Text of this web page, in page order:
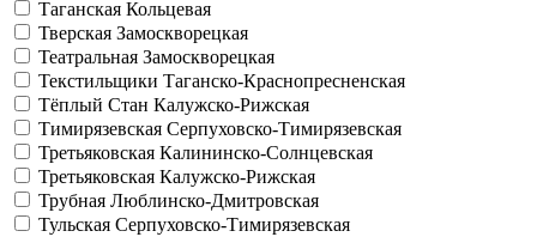
Таганская Кольцевая
Тверская Замоскворецкая
Театральная Замоскворецкая
Текстильщики Таганско-Краснопресненская
Тёплый Стан Калужско-Рижская
Тимирязевская Серпуховско-Тимирязевская
Третьяковская Калининско-Солнцевская
Третьяковская Калужско-Рижская
Трубная Люблинско-Дмитровская
Тульская Серпуховско-Тимирязевская